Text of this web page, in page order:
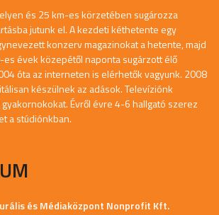
és 25 km-es körzetében sugározza
jutunk el. A kezdeti kéthetente egy
konzerv magazinokat a hetente, majd
évek közepétől naponta sugárzott élő
óta az interneten is elérhetők vagyunk. 2008
készülnek az adások. Televíziónk
Évről évre 4-6 hallgató szerez
a stúdiónkban.
és Médiaközpont Nonprofit Kft.